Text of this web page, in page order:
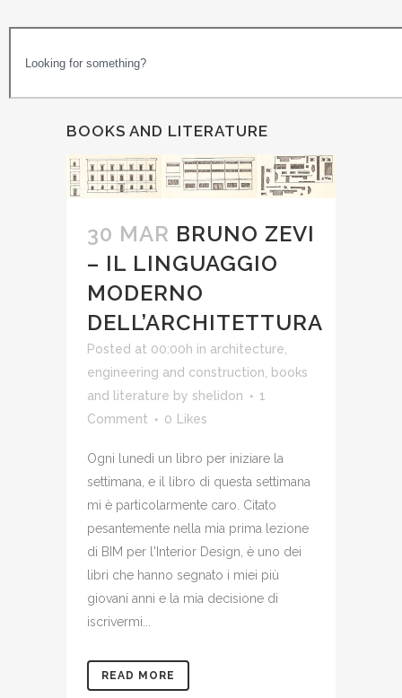
BOOKS AND LITERATURE
30 MAR BRUNO ZEVI
– IL LINGUAGGIO
MODERNO
DELL’ARCHITETTURA
Posted at 00:00h in architecture,
engineering and construction
books
and literature by shelidon
1
Comment
0 Likes
Ogni lunedì un libro per iniziare la
settimana, e il libro di questa settimana
mi è particolarmente caro. Citato
pesantemente nella mia prima lezione
di BIM per l'Interior Design, è uno dei
libri che hanno segnato i miei più
giovani anni e la mia decisione di
iscrivermi...
READ MORE